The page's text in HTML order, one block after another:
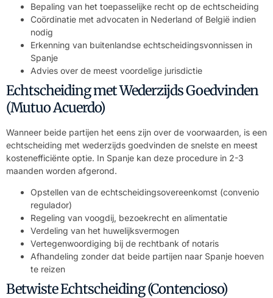
Bepaling van het toepasselijke recht op de echtscheiding
Coördinatie met advocaten in Nederland of België indien
nodig
Erkenning van buitenlandse echtscheidingsvonnissen in
Spanje
Advies over de meest voordelige jurisdictie
Echtscheiding met Wederzijds Goedvinden
(Mutuo Acuerdo)
Wanneer beide partijen het eens zijn over de voorwaarden, is een
echtscheiding met wederzijds goedvinden de snelste en meest
kostenefficiënte optie. In Spanje kan deze procedure in 2-3
maanden worden afgerond.
Opstellen van de echtscheidingsovereenkomst (convenio
regulador)
Regeling van voogdij, bezoekrecht en alimentatie
Verdeling van het huwelijksvermogen
Vertegenwoordiging bij de rechtbank of notaris
Afhandeling zonder dat beide partijen naar Spanje hoeven
te reizen
Betwiste Echtscheiding (Contencioso)